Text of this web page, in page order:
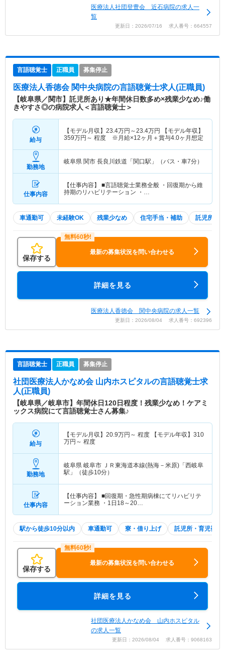
医療法人社団登豊会 近石病院の求人一
覧
更新日：2026/07/16 求人番号：664557
言語聴覚士 正職員 募集停止
医療法人香徳会 関中央病院の言語聴覚士求人(正職員)
【岐阜県／関市】託児所あり★年間休日数多め×残業少なめ♪働
きやすさ◎の病院求人＜言語聴覚士＞
給与
【モデル月収】 23.4万円～23.4万円
【モデル年収】
359万円～ 程度 ※月給×12ヶ月＋賞与4.0ヶ月想定
勤務地
岐阜県 関市 長良川鉄道「関口駅」（バス・車7分）
仕事内容
【仕事内容】 ■言語聴覚士業務全般 ・回復期から維
持期のリハビリテーション ・…
車通勤可 未経験OK 残業少なめ 住宅手当・補助 託児所・
保存する
最新の募集状況を問い合わせる
詳細を見る
医療法人香徳会 関中央病院の求人一覧
更新日：2026/08/04 求人番号：692396
言語聴覚士 正職員 募集停止
社団医療法人かなめ会 山内ホスピタルの言語聴覚士求
人(正職員)
【岐阜県／岐阜市】年間休日120日程度！残業少なめ！ケアミ
ックス病院にて言語聴覚士さん募集♪
給与
【モデル月収】 20.9万円～ 程度 【モデル年収】 310
万円～ 程度
勤務地
岐阜県 岐阜市 ＪＲ東海道本線(熱海－米原)「西岐阜
駅」（徒歩10分）
仕事内容
【仕事内容】 ■回復期・急性期病棟にてリハビリテ
ーション業務 ・1日18～20…
駅から徒歩10分以内 車通勤可 寮・借り上げ 託児所・育児補助
保存する
最新の募集状況を問い合わせる
詳細を見る
社団医療法人かなめ会 山内ホスピタル
の求人一覧
更新日：2026/08/04 求人番号：9068163